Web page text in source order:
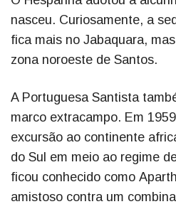
nasceu. Curiosamente, a
fica mais no Jabaquara,
zona noroeste de Santos.
A Portuguesa Santista
marco extracampo. Em
excursão ao continente
do Sul em meio ao regime
ficou conhecido como
amistoso contra um